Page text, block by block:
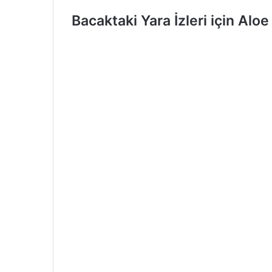
Bacaktaki Yara İzleri için